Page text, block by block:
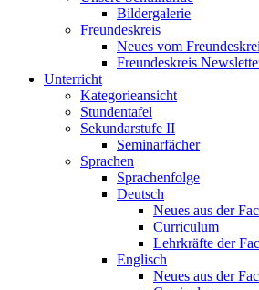
Bildergalerie
Freundeskreis
Neues vom
Freundeskreis
Unterricht
Kategorieansicht
Stundentafel
Sekundarstufe II
Seminarfächer
Sprachen
Sprachenfolge
Deutsch
Neues aus der
Curriculum
Lehrkräfte der
Englisch
Neues aus der